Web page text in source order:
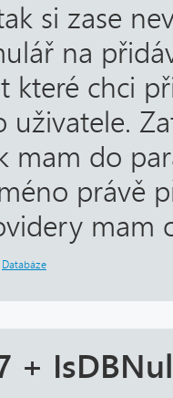
si zase
na
které chci
uživatele.
mam do
právě
mam
Databáze
+